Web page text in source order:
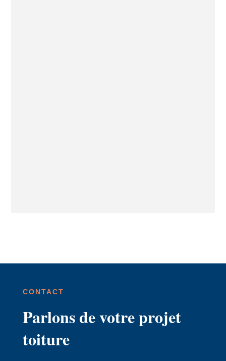
CONTACT
Parlons de votre projet
toiture